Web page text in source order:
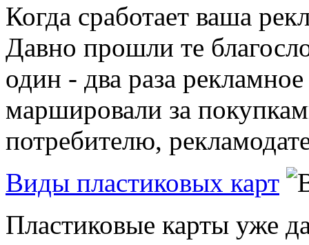
Когда сработает ваша
Давно прошли те
один - два раза
маршировали за
потребителю,
Виды пластиковых карт
Пластиковые карты уже